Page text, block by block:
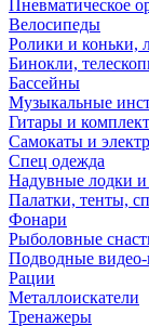
Пневматическое
Велосипеды
Ролики и коньки,
Бинокли,
Бассейны
Музыкальные
Гитары и
Самокаты и
Спец одежда
Надувные лодки и
Палатки, тенты,
Фонари
Рыболовные
Подводные
Рации
Металлоискатели
Тренажеры